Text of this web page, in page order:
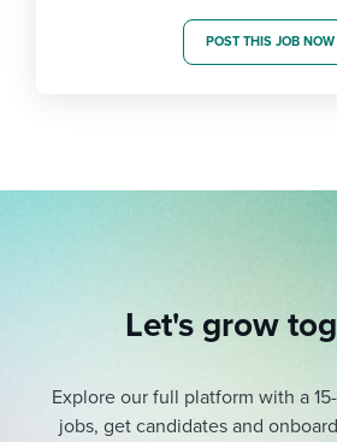
POST THIS JOB NOW
Let's grow
Explore our full platform with a
jobs, get candidates and